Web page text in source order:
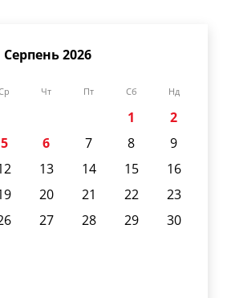
Серпень 2026
Чт Пт Сб Нд
1
2
5 6 7 8
9
13 14 15
16
20 21 22
23
27 28 29
30